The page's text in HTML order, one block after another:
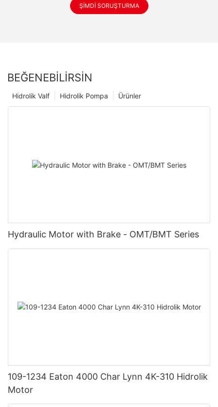
ŞIMDI SORUŞTURMA
BEĞENEBILIRSIN
Ürünler
Hidrolik Pompa
Hidrolik Valf
Hydraulic Motor with Brake - OMT/BMT Series
109-1234 Eaton 4000 Char Lynn 4K-310 Hidrolik
Motor